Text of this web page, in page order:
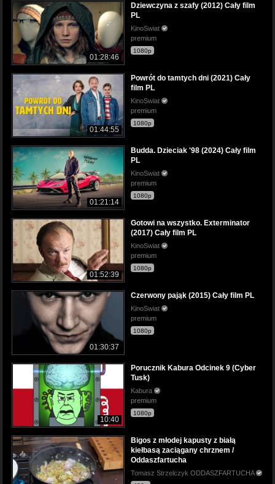
01:28:46
Dziewczyna z szafy (2012) Cały film
PL
KinoSwiat
premium
1080p
01:44:55
Powrót do tamtych dni (2021) Cały
film PL
KinoSwiat
premium
1080p
01:21:14
Budda. Dzieciak '98 (2024) Cały film
PL
KinoSwiat
premium
1080p
01:52:39
Gotowi na wszystko. Exterminator
(2017) Cały film PL
KinoSwiat
premium
1080p
01:30:37
Czerwony pająk (2015) Cały film PL
KinoSwiat
premium
1080p
10:40
Porucznik Kabura Odcinek 9 (Cyber
Tusk)
Kabura
premium
1080p
Bigos z młodej kapusty z białą
kiełbasą zaciągany chrznem /
Oddaszfartucha
Tomasz Strzelczyk ODDASZFARTUCHA